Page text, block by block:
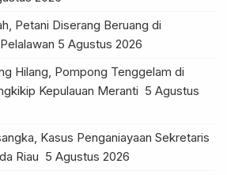
Petani Diserang Beruang di
5 Agustus 2026
Hilang, Pompong Tenggelam di
Kepulauan Meranti 5 Agustus
Kasus Penganiayaan Sekretaris
Riau 5 Agustus 2026